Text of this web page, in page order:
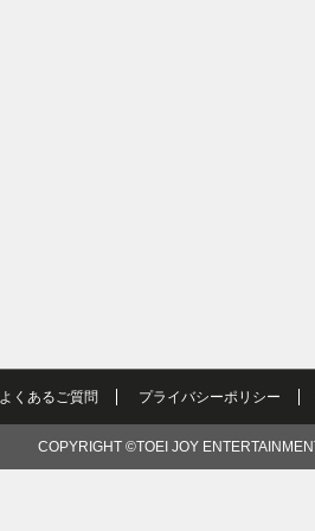
よくあるご質問 プライバシーポリシー
COPYRIGHT ©TOEI JOY